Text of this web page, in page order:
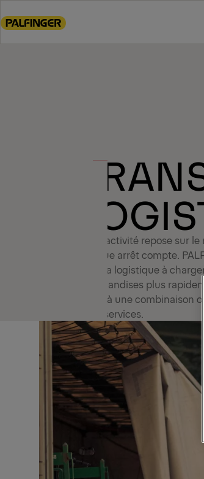
to
Votre activité repose sur
Chaque arrêt compte.
et de la logistique à
marchandises plus
grâce à une combinaison
et de services.